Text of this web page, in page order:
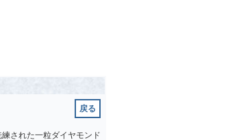
戻る
された一粒ダイヤモンド